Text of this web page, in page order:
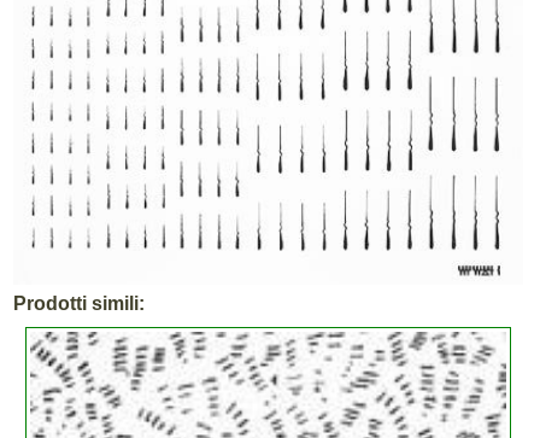
Prodotti simili: